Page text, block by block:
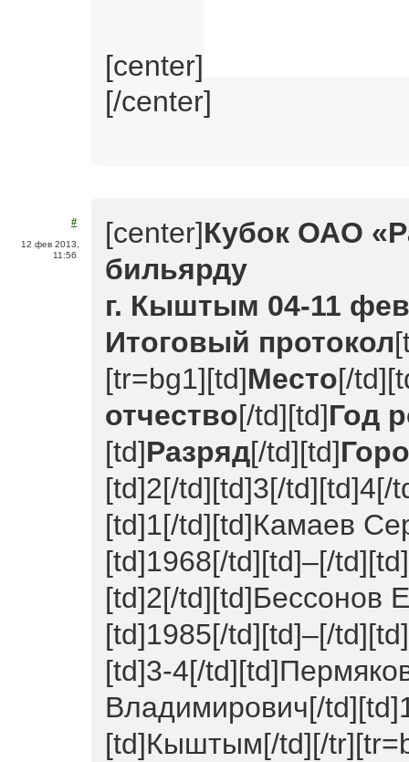
[center]
[/center]
#
12 фев 2013,
11:56
[center]Кубок ОАО
бильярду
г. Кыштым 04-11
Итоговый протокол
[tr=bg1][td]Место[/
отчество[/td][td]Год
[td]Разряд[/td][td]
[td]2[/td][td]3[/td][td]4[/
[td]1[/td][td]Камаев
[td]1968[/td][td]–[/
[td]2[/td][td]Бессонов
[td]1985[/td][td]–[/
[td]3-4[/
Владимирович[/
[td]Кыштым[/td][/